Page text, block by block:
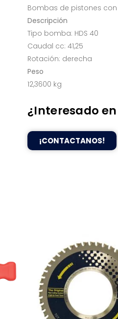
Bombas de pistones con
Descripción
Tipo bomba: HDS 40
Caudal cc: 41,25
Rotación: derecha
Peso
12,3600 kg
¿Interesado
¡CONTACTANOS!